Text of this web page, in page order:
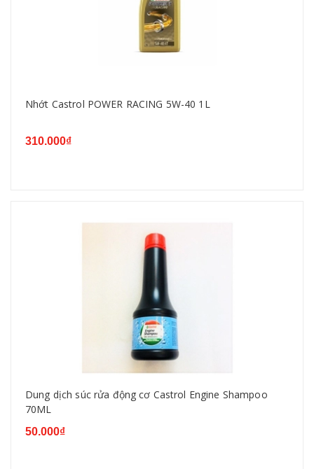
Nhớt Castrol POWER RACING 5W-40 1L
310.000₫
Dung dịch súc rửa động cơ Castrol Engine Shampoo
70ML
50.000₫